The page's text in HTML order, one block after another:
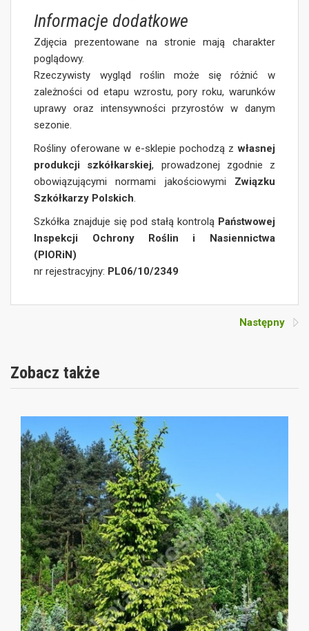
Informacje dodatkowe
Zdjęcia prezentowane na stronie mają charakter
poglądowy.
Rzeczywisty wygląd roślin może się różnić w
zależności od etapu wzrostu, pory roku, warunków
uprawy oraz intensywności przyrostów w danym
sezonie.
Rośliny oferowane w e-sklepie pochodzą zwłasnej
produkcji szkółkarskiej, prowadzonej zgodnie z
obowiązującymi normami jakościowymi Związku
Szkółkarzy Polskich.
Szkółka znajduje się pod stałą kontrolą Państwowej
Inspekcji Ochrony Roślin i Nasiennictwa
(PIORiN)
nr rejestracyjny: PL06/10/2349
Następny
Zobacz także